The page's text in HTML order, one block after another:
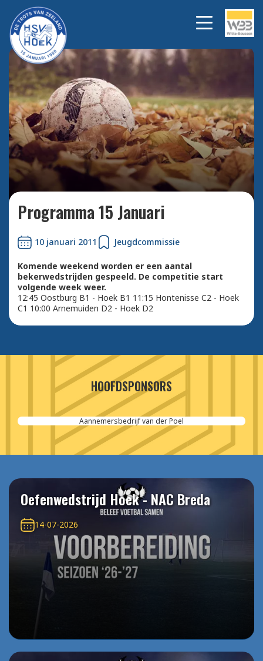
Bekijk alle foto's
Programma 15 Januari
10 januari 2011 Jeugdcommissie
Komende weekend worden er een aantal
bekerwedstrijden gespeeld. De competitie start
volgende week weer.
12:45 Oostburg B1 - Hoek B1 11:15 Hontenisse C2 - Hoek
C1 10:00 Arnemuiden D2 - Hoek D2
HOOFDSPONSORS
Aannemersbedrijf van der Poel
Oefenwedstrijd Hoek - NAC Breda
14-07-2026